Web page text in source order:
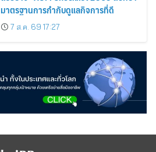
มาตรฐานการกำกับดูแลกิจการที่ดี
7 ส.ค. 69 17:27